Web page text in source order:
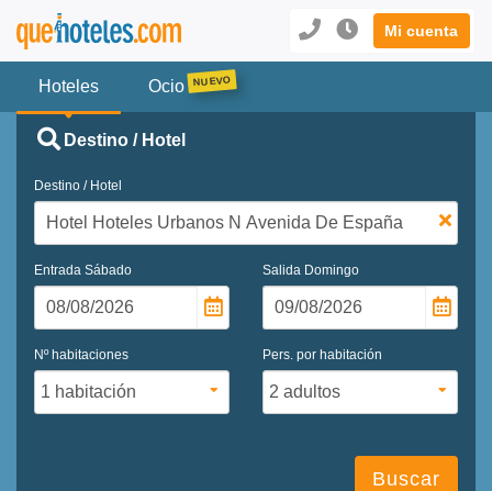
Mi cuenta
Hoteles Ocio
Destino / Hotel
Destino / Hotel
Entrada Sábado Salida Domingo
Nº habitaciones Pers. por habitación
Buscar